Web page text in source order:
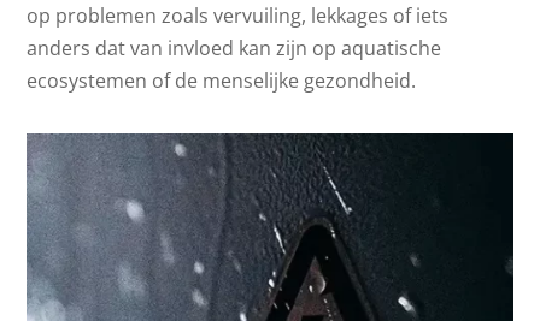
op problemen zoals vervuiling, lekkages of iets
anders dat van invloed kan zijn op aquatische
ecosystemen of de menselijke gezondheid.